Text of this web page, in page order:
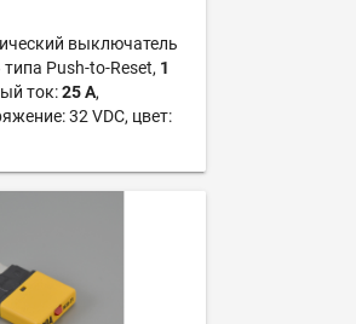
выключатель
типа Push-to-Reset, 1
ток:25 А,
32 VDC, цвет: